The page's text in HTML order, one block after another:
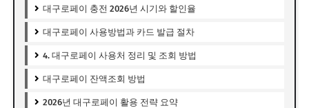
대구로페이 충전 2026년 시기와 할인율
대구로페이 사용방법과 카드 발급 절차
4. 대구로페이 사용처 정리 및 조회 방법
대구로페이 잔액조회 방법
2026년 대구로페이 활용 전략 요약